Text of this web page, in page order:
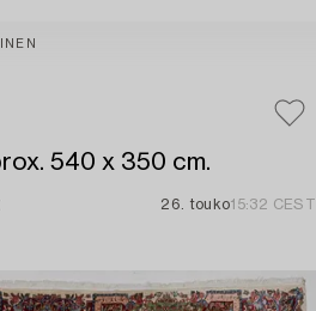
540 x 350 cm.
26. touko15:32 CEST